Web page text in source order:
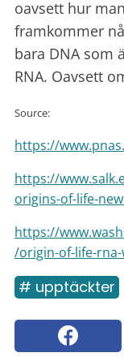
oavsett hur
framkommer
bara DNA som
RNA. Oavsett
Source:
https://
https://
origins-of-life-
https://
/origin-of-life-
# upptäckter